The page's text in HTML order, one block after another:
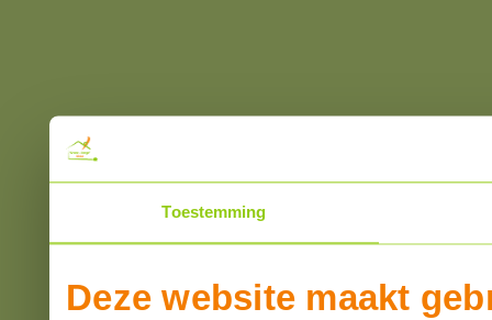
Toestemming
Deze website maakt